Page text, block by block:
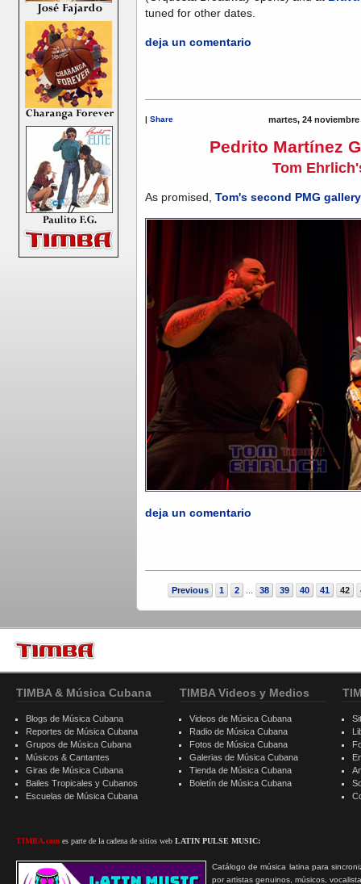
tuned for other dates.
deja un comentario
| Share martes, 24 noviembre
Pedrito Martínez
Tom
As promised, Tom's second PMG gallery
deja un comentario
Previous 1 2 38 39 40 41 42
TIMBA & Música Cubana
Blogs de Música Cubana
Reportes de Música Cubana
Grupos de Música Cubana
Músicos & Cantantes
Giras de Música Cubana
Bailes Tropicales y Cubanos
Escuelas de Música Cubana
TIMBA.com es parte de la cadena de sitios web LATIN PULSE MUSIC:
Catálogo de música latina para
por artistas genuinos, músicos,
TIMBA Videos y Medios
Videos de Música Cubana
Radio de Música Cubana
Fotos de Música Cubana
Galerias de Música Cubana
Tienda de Música Cubana
Boletín de Música Cubana